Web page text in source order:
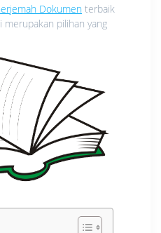
Dokumen terbaik
pilihan yang